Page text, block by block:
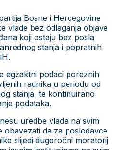
Bosne i Hercegovine
vlade bez odlaganja objave
koji ostaju bez posla
stanja i popratnih
egzaktni podaci poreznih
radnika u periodu od
stanja, te kontinuirano
podataka.
uredbe vlada na svim
obavezati da za poslodavce
slijedi dugoročni moratorij